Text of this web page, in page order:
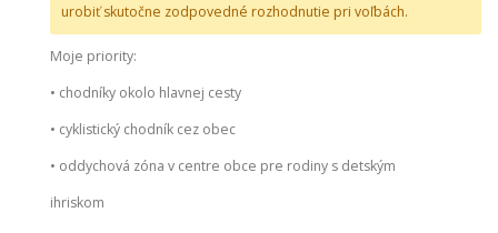
urobiť skutočne zodpovedné rozhodnutie pri voľbách.
Moje priority:
• chodníky okolo hlavnej cesty
• cyklistický chodník cez obec
• oddychová zóna v centre obce pre rodiny s detským
ihriskom